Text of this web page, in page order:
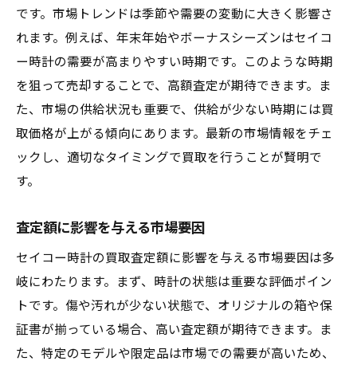
です。市場トレンドは季節や需要の変動に大きく影響さ
れます。例えば、年末年始やボーナスシーズンはセイコ
ー時計の需要が高まりやすい時期です。このような時期
を狙って売却することで、高額査定が期待できます。ま
た、市場の供給状況も重要で、供給が少ない時期には買
取価格が上がる傾向にあります。最新の市場情報をチェ
ックし、適切なタイミングで買取を行うことが賢明で
す。
査定額に影響を与える市場要因
セイコー時計の買取査定額に影響を与える市場要因は多
岐にわたります。まず、時計の状態は重要な評価ポイン
トです。傷や汚れが少ない状態で、オリジナルの箱や保
証書が揃っている場合、高い査定額が期待できます。ま
た、特定のモデルや限定品は市場での需要が高いため、